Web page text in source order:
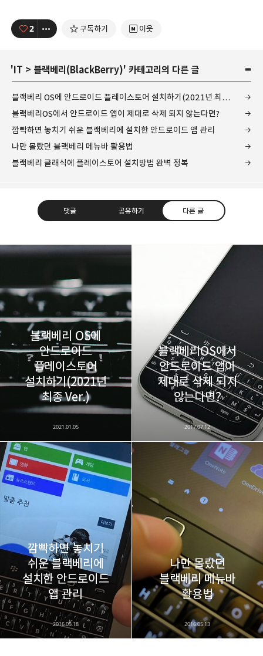
2 구독하기 이웃
'IT > 블랙베리(BlackBerry)' 카테고리의 다른 글
블랙베리 OS에 안드로이드 플레이스토어 설치하기(2021년 최종 Ver.)
블랙베리OS에서 안드로이드 앱이 제대로 삭제 되지 않는다면?
깜빡하면 놓치기 쉬운 블랙베리에 설치한 안드로이드 앱 관리
나만 몰랐던 블랙베리 메뉴바 활용법
블랙베리 클래식에 플레이스토어 설치방법 완벽 정복
댓글 공유하기 다른 글
레이니아
다방면의 깊은 관심과 얕은 이해도를 갖춘 보편적
비주류이자 진화하는 영원한 주변인.
구독하기
구독하기 카카오톡
카카오스토리 밴드 네이버 블로그
블랙베리 OS에
안드로이드
플레이스토어
설치하기(2021년
최종 Ver.)
2021.01.05
블랙베리OS에서
안드로이드 앱이
제대로 삭제 되지
않는다면?
2017.07.12
깜빡하면 놓치기
쉬운 블랙베리에
설치한 안드로이드
앱 관리
2016.05.18
나만 몰랐던
블랙베리 메뉴바
활용법
2016.05.13